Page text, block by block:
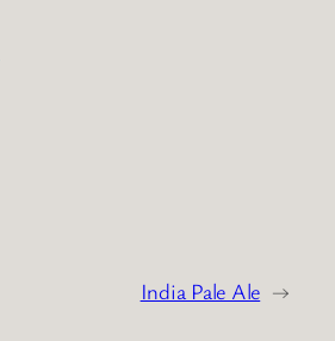
India Pale Ale →